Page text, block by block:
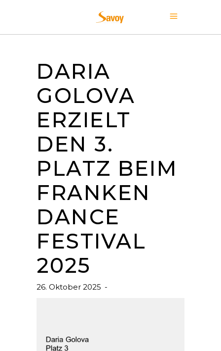
DARIA
GOLOVA
ERZIELT
DEN 3.
PLATZ BEIM
FRANKEN
DANCE
FESTIVAL
2025
26. Oktober 2025